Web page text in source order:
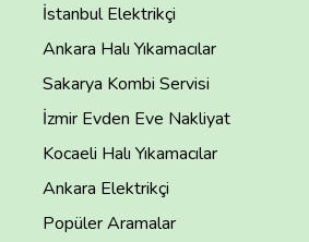
İstanbul Elektrikçi
Ankara Halı Yıkamacılar
Sakarya Kombi Servisi
İzmir Evden Eve Nakliyat
Kocaeli Halı Yıkamacılar
Ankara Elektrikçi
Popüler Aramalar